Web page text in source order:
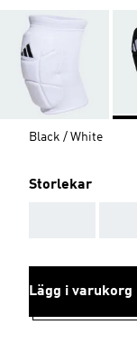
Black / White
Storlekar
Lägg i varukorg